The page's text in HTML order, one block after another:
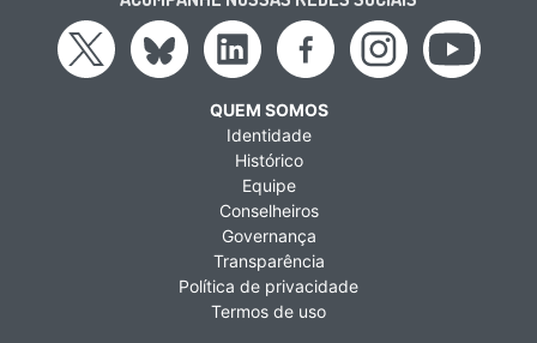
QUEM SOMOS
Identidade
Histórico
Equipe
Conselheiros
Governança
Transparência
Política de privacidade
Termos de uso